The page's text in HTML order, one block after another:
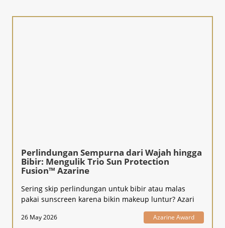
Perlindungan Sempurna dari Wajah hingga
Bibir: Mengulik Trio Sun Protection
Fusion™ Azarine
Sering skip perlindungan untuk bibir atau malas
pakai sunscreen karena bikin makeup luntur? Azari
26 May 2026 Azarine Award